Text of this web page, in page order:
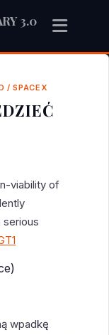
3.0
/SPACEX
viability of
serious
wpadkę